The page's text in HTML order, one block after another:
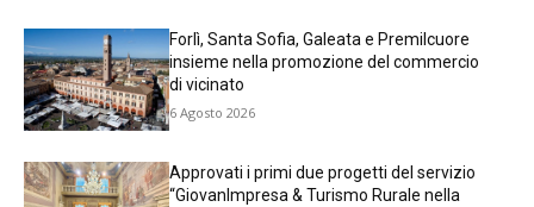
Forlì, Santa Sofia, Galeata e Premilcuore
insieme nella promozione del commercio
di vicinato
6 Agosto 2026
Approvati i primi due progetti del servizio
“GiovanImpresa & Turismo Rurale nella